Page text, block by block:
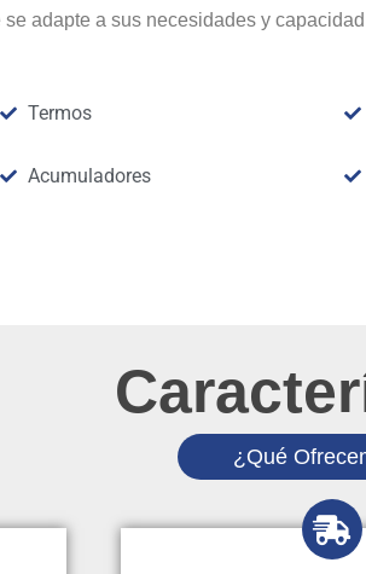
adapte a sus necesidades y
Termos
Acumuladores
¿Qué